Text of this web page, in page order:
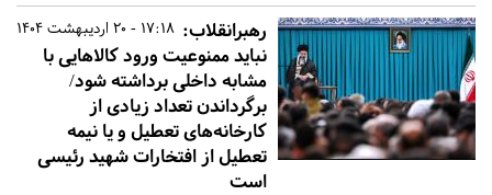
17:18 - 20 اردیبهشت 1404 رهبرانقلاب:
نباید ممنوعیت ورود کالاهایی با
مشابه داخلی برداشته شود/
برگرداندن تعداد زیادی از
کارخانه‌های تعطیل و یا نیمه
تعطیل از افتخارات شهید رئیسی
است